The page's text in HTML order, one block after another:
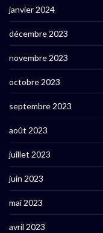
janvier 2024
décembre 2023
novembre 2023
octobre 2023
septembre 2023
août 2023
juillet 2023
juin 2023
mai 2023
avril 2023